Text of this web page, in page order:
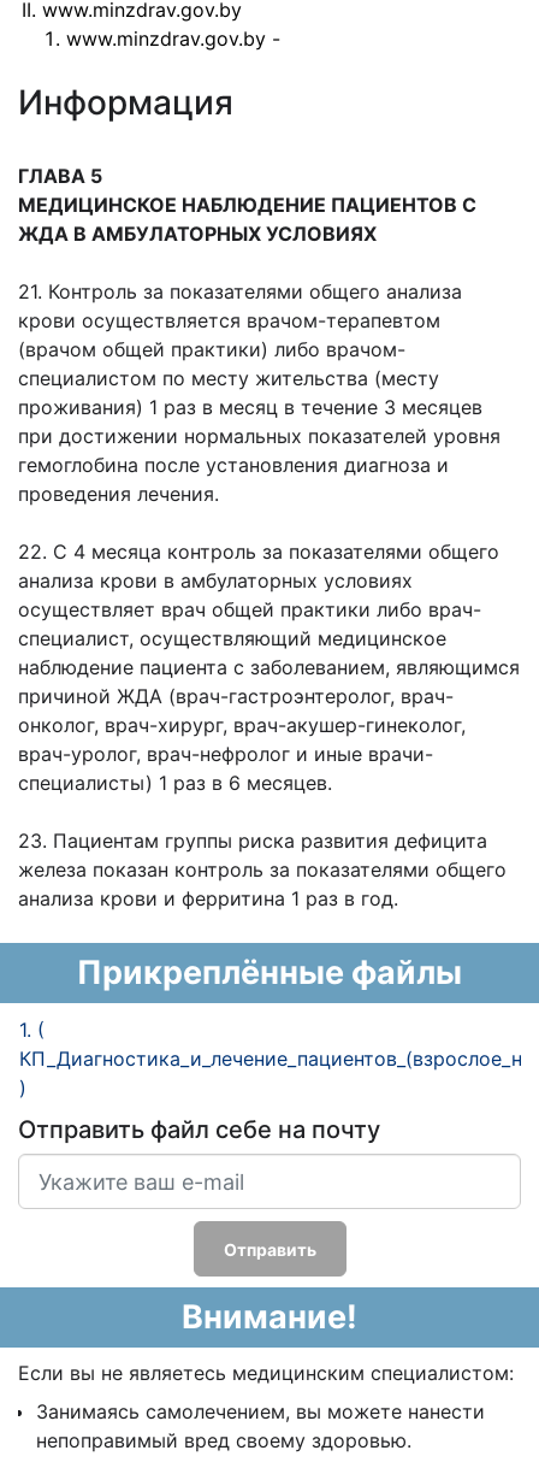
www.minzdrav.gov.by
www.minzdrav.gov.by -
Информация
ГЛАВА 5
МЕДИЦИНСКОЕ НАБЛЮДЕНИЕ ПАЦИЕНТОВ С
ЖДА В АМБУЛАТОРНЫХ УСЛОВИЯХ
21. Контроль за показателями общего анализа
крови осуществляется врачом-терапевтом
(врачом общей практики) либо врачом-
специалистом по месту жительства (месту
проживания) 1 раз в месяц в течение 3 месяцев
при достижении нормальных показателей уровня
гемоглобина после установления диагноза и
проведения лечения.
22. С 4 месяца контроль за показателями общего
анализа крови в амбулаторных условиях
осуществляет врач общей практики либо врач-
специалист, осуществляющий медицинское
наблюдение пациента c заболеванием, являющимся
причиной ЖДА (врач-гастроэнтеролог, врач-
онколог, врач-хирург, врач-акушер-гинеколог,
врач-уролог, врач-нефролог и иные врачи-
специалисты) 1 раз в 6 месяцев.
23. Пациентам группы риска развития дефицита
железа показан контроль за показателями общего
анализа крови и ферритина 1 раз в год.
Прикреплённые файлы
1. (
)
Отправить файл себе на почту
Отправить
Внимание!
Если вы не являетесь медицинским специалистом:
Занимаясь самолечением, вы можете нанести
непоправимый вред своему здоровью.